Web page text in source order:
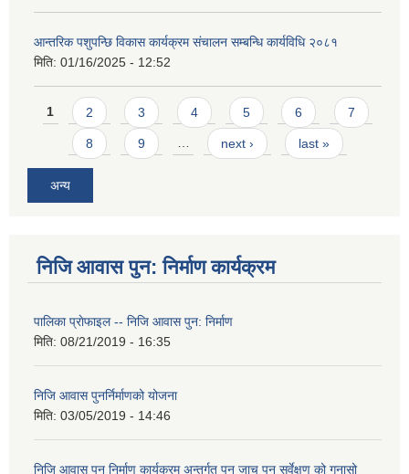
आन्तरिक पशुपन्छि विकास कार्यक्रम संचालन सम्बन्धि कार्यविधि २०८१
मिति: 01/16/2025 - 12:52
Pages
1 2 3 4 5 6 7
8 9 … next › last »
अन्य
निजि आवास पुन: निर्माण कार्यक्रम
पालिका प्राेफाइल -- निजि आवास पुन: निर्माण
मिति: 08/21/2019 - 16:35
निजि आवास पुनर्निर्माणको योजना
मिति: 03/05/2019 - 14:46
निजि आवास पुन निर्माण कार्यक्रम अन्तर्गत पुन जाच पुन सर्वेक्षण को गुनासो